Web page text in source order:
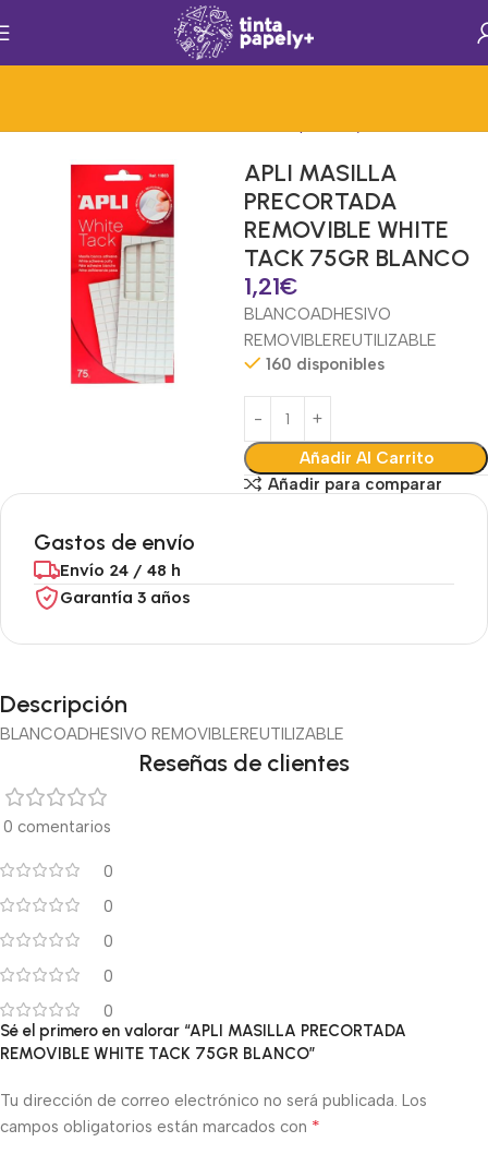
APLI MASILLA
PRECORTADA
REMOVIBLE WHITE
TACK 75GR BLANCO
1,21€
BLANCOADHESIVO
REMOVIBLEREUTILIZABLE
160 disponibles
Añadir Al Carrito
Añadir para comparar
Gastos de envío
Envío 24 / 48 h
Garantía 3 años
Descripción
BLANCOADHESIVO REMOVIBLEREUTILIZABLE
Reseñas de clientes
0 comentarios
0
0
0
0
0
Sé el primero en valorar “APLI MASILLA PRECORTADA
REMOVIBLE WHITE TACK 75GR BLANCO”
Tu dirección de correo electrónico no será publicada. Los
campos obligatorios están marcados con *